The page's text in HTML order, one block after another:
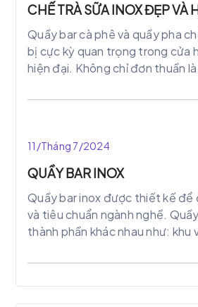
CHẾ TRÀ SỮA INOX ĐẸP VÀ
Quầy bar cà phê và quầy pha
bị cực kỳ quan trọng trong cửa
hiện đại. Không chỉ đơn thuần
Góp phần tạo nên ấn tượng
liệu chất lượng như inox. Nâng
hàng, thu hút và giữ chân khách
11/Tháng 7/2024
QUẦY BAR INOX
Quầy bar inox được thiết kế để
và tiêu chuẩn ngành nghề.
thành phần khác nhau như: khu
phần sẽ có thiết kế riêng để